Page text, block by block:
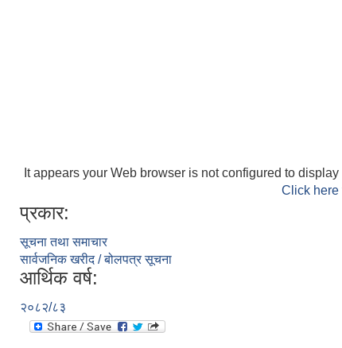
It appears your Web browser is not configured to
Click here
प्रकार:
सूचना तथा समाचार
सार्वजनिक खरीद / बोलपत्र सूचना
आर्थिक वर्ष:
२०८२/८३